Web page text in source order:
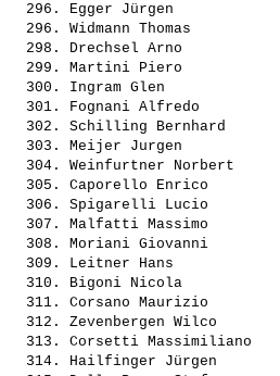
  296.
Egger Jürgen
  296.
Widmann Thomas
  298.
Drechsel Arno
  299.
Martini Piero
  300.
Ingram Glen
  301.
Fognani Alfredo
  302.
Schilling Bernhard
  303.
Meijer Jurgen
  304.
Weinfurtner Norbert
  305.
Caporello Enrico
  306.
Spigarelli Lucio
  307.
Malfatti Massimo
  308.
Moriani Giovanni
  309.
Leitner Hans
  310.
Bigoni Nicola
  311.
Corsano Maurizio
  312.
Zevenbergen Wilco
  313.
Corsetti Massimiliano
  314.
Hailfinger Jürgen